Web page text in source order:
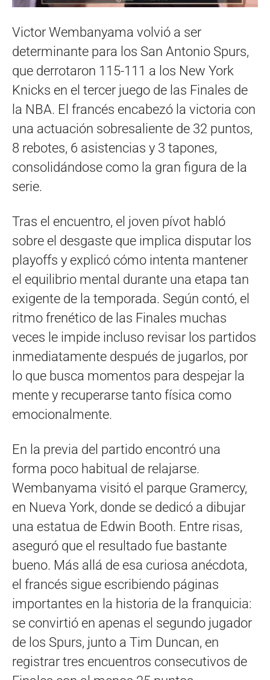
Victor Wembanyama volvió a ser
determinante para los San Antonio Spurs,
que derrotaron 115-111 a los New York
Knicks en el tercer juego de las Finales de
la NBA. El francés encabezó la victoria con
una actuación sobresaliente de 32 puntos,
8 rebotes, 6 asistencias y 3 tapones,
consolidándose como la gran figura de la
serie.
Tras el encuentro, el joven pívot habló
sobre el desgaste que implica disputar los
playoffs y explicó cómo intenta mantener
el equilibrio mental durante una etapa tan
exigente de la temporada. Según contó, el
ritmo frenético de las Finales muchas
veces le impide incluso revisar los partidos
inmediatamente después de jugarlos, por
lo que busca momentos para despejar la
mente y recuperarse tanto física como
emocionalmente.
En la previa del partido encontró una
forma poco habitual de relajarse.
Wembanyama visitó el parque Gramercy,
en Nueva York, donde se dedicó a dibujar
una estatua de Edwin Booth. Entre risas,
aseguró que el resultado fue bastante
bueno. Más allá de esa curiosa anécdota,
el francés sigue escribiendo páginas
importantes en la historia de la franquicia:
se convirtió en apenas el segundo jugador
de los Spurs, junto a Tim Duncan, en
registrar tres encuentros consecutivos de